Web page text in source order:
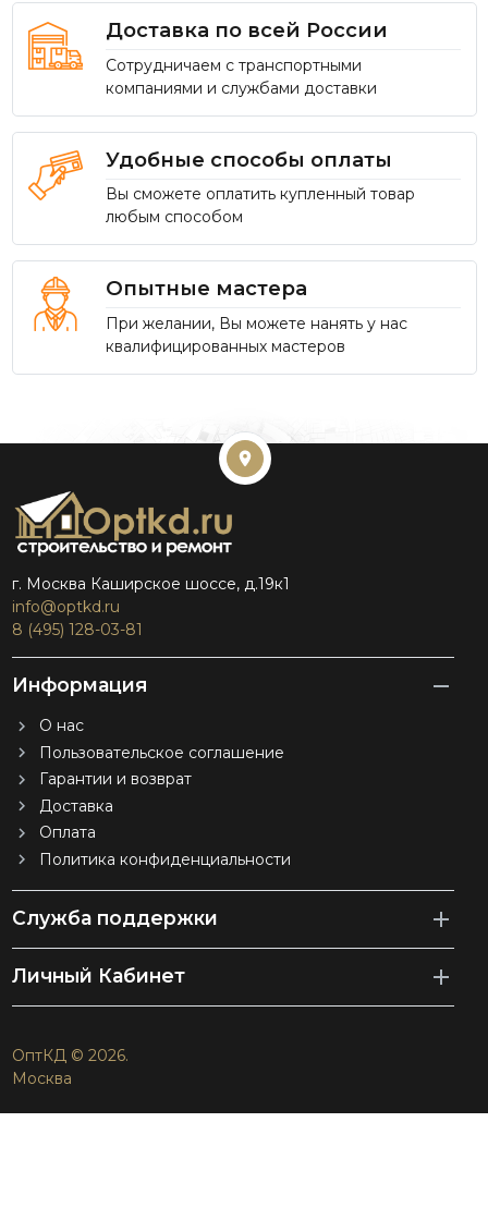
Доставка по всей России
Сотрудничаем с транспортными
компаниями и службами доставки
Удобные способы оплаты
Вы сможете оплатить купленный товар
любым способом
Опытные мастера
При желании, Вы можете нанять у нас
квалифицированных мастеров
г. Москва Каширское шоссе, д.19к1
info@optkd.ru
8 (495) 128-03-81
Информация
О нас
Пользовательское соглашение
Гарантии и возврат
Доставка
Оплата
Политика конфиденциальности
Служба поддержки
Личный Кабинет
ОптКД © 2026.
Москва